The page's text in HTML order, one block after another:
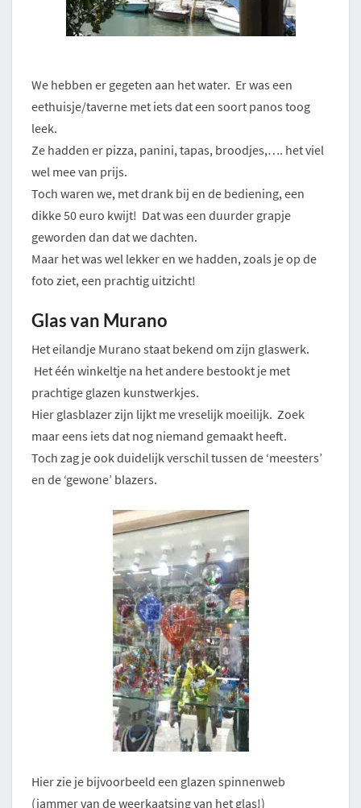
We hebben er gegeten aan het water. Er was een
eethuisje/taverne met iets dat een soort panos toog
leek.
Ze hadden er pizza, panini, tapas, broodjes,…. het viel
wel mee van prijs.
Toch waren we, met drank bij en de bediening, een
dikke 50 euro kwijt! Dat was een duurder grapje
geworden dan dat we dachten.
Maar het was wel lekker en we hadden, zoals je op de
foto ziet, een prachtig uitzicht!
Glas van Murano
Het eilandje Murano staat bekend om zijn glaswerk.
Het één winkeltje na het andere bestookt je met
prachtige glazen kunstwerkjes.
Hier glasblazer zijn lijkt me vreselijk moeilijk. Zoek
maar eens iets dat nog niemand gemaakt heeft.
Toch zag je ook duidelijk verschil tussen de ‘meesters’
en de ‘gewone’ blazers.
Hier zie je bijvoorbeeld een glazen spinnenweb
(jammer van de weerkaatsing van het glas!)